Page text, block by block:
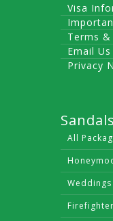
Visa
Terms
Email Us
Privacy
Sandals
All
Weddings